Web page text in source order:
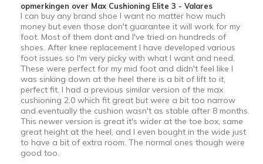
opmerkingen over Max Cushioning Elite 3 - Valares
I can buy any brand shoe I want no matter how much
money but even those don't guarantee it will work for my
foot. Most of them dont and I've tried on hundreds of
shoes. After knee replacement I have developed various
foot issues so I'm very picky with what I want and need.
These were perfect for my mid foot and didn't feel like I
was sinking down at the heel there is a bit of lift to it,
perfect fit. I had a previous similar version of the max
cushioning 2.0 which fit great but were a bit too narrow
and eventually the cushion wasn't as stable after 8 months.
This newer version is great it's wider at the toe box, same
great height at the heel, and I even bought in the wide just
to have a bit of extra room. The normal ones though were
good too.